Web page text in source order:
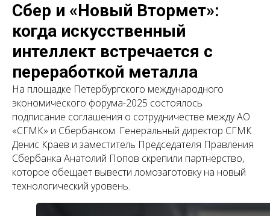
Сбер и «Новый Втормет»:
когда искусственный
интеллект встречается с
переработкой металла
На площадке Петербургского международного
экономического форума-2025 состоялось
подписание соглашения о сотрудничестве между АО
«СГМК» и Сбербанком. Генеральный директор СГМК
Денис Краев и заместитель Председателя Правления
Сбербанка Анатолий Попов скрепили партнёрство,
которое обещает вывести ломозаготовку на новый
технологический уровень.